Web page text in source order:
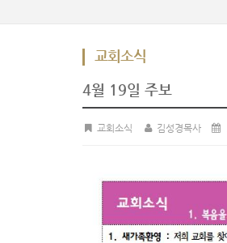
교회소식
4월 19일 주보
교회소식 김성경목사